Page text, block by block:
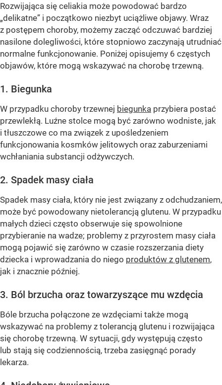
Rozwijająca się celiakia może powodować bardzo
„delikatne” i początkowo niezbyt uciążliwe objawy. Wraz
z postępem choroby, możemy zacząć odczuwać bardziej
nasilone dolegliwości, które stopniowo zaczynają utrudniać
normalne funkcjonowanie. Poniżej opisujemy 6 częstych
objawów, które mogą wskazywać na chorobę trzewną.
1. Biegunka
W przypadku choroby trzewnej biegunka przybiera postać
przewlekłą. Luźne stolce mogą być zarówno wodniste, jak
i tłuszczowe co ma związek z upośledzeniem
funkcjonowania kosmków jelitowych oraz zaburzeniami
wchłaniania substancji odżywczych.
2. Spadek masy ciała
Spadek masy ciała, który nie jest związany z odchudzaniem,
może być powodowany nietolerancją glutenu. W przypadku
małych dzieci często obserwuje się spowolnione
przybieranie na wadze; problemy z przyrostem masy ciała
mogą pojawić się zarówno w czasie rozszerzania diety
dziecka i wprowadzania do niego produktów z glutenem,
jak i znacznie później.
3. Ból brzucha oraz towarzyszące mu wzdęcia
Bóle brzucha połączone ze wzdęciami także mogą
wskazywać na problemy z tolerancją glutenu i rozwijająca
się chorobę trzewną. W sytuacji, gdy występują często
lub stają się codziennością, trzeba zasięgnąć porady
lekarza.